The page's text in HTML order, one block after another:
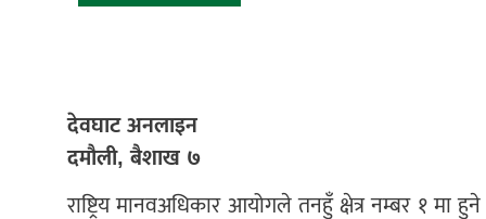
देवघाट अनलाइन
दमौली, बैशाख ७
राष्ट्रिय मानवअधिकार आयोगले तनहुँ क्षेत्र नम्बर १